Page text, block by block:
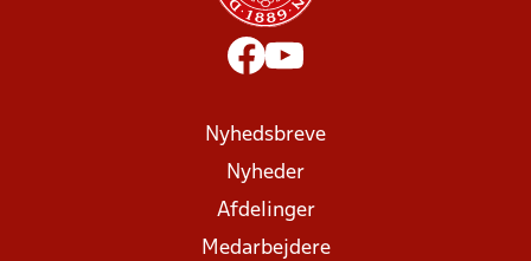
Nyhedsbreve
Nyheder
Afdelinger
Medarbejdere